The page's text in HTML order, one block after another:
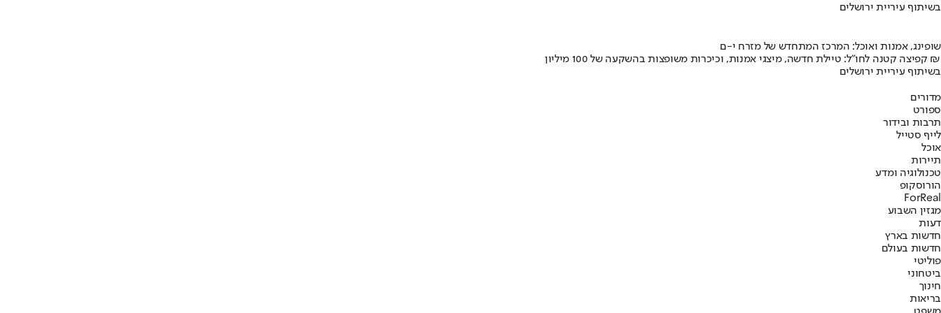
בשיתוף עיריית ירושלים
שופינג, אמנות ואוכל: המרכז המתחדש של מזרח י-ם
קפיצה קטנה לחו"ל: טיילת חדשה, מיצגי אמנות, וכיכרות משופצות בהשקעה של 100 מיליון ₪
בשיתוף עיריית ירושלים
מדורים
ספורט
תרבות ובידור
לייף סטייל
אוכל
תיירות
טכנולוגיה ומדע
הורוסקופ
ForReal
מגזין השבוע
דעות
חדשות בארץ
חדשות בעולם
פוליטי
ביטחוני
חינוך
בריאות